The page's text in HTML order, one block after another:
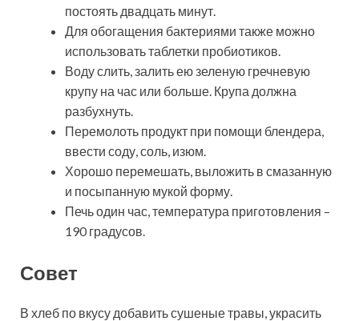
постоять двадцать минут.
Для обогащения бактериями также можно
использовать таблетки пробиотиков.
Воду слить, залить ею зеленую гречневую
крупу на час или больше. Крупа должна
разбухнуть.
Перемолоть продукт при помощи блендера,
ввести соду, соль, изюм.
Хорошо перемешать, выложить в смазанную
и посыпанную мукой форму.
Печь один час, температура приготовления –
190 градусов.
Совет
В хлеб по вкусу добавить сушеные травы, украсить